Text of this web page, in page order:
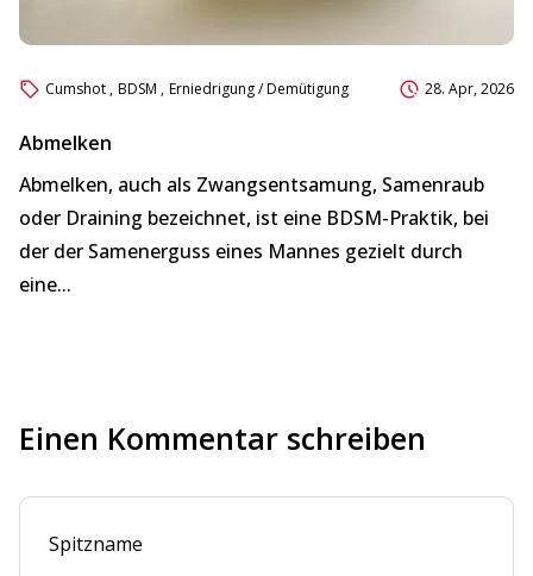
Cumshot , BDSM , Erniedrigung / Demütigung 28. Apr, 2026
Abmelken
Abmelken, auch als Zwangsentsamung, Samenraub
oder Draining bezeichnet, ist eine BDSM-Praktik, bei
der der Samenerguss eines Mannes gezielt durch
eine...
Einen Kommentar schreiben